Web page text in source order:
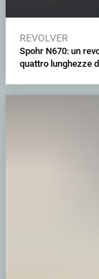
REVOLVER
Spohr N670: un
quattro lunghezze